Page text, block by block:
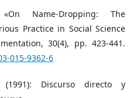
Name-Dropping: The
Practice in Social Science
30(4), pp. 423-441.
015-9362-6
(1991): Discurso directo y